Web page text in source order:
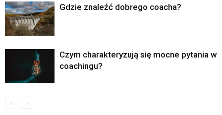
Gdzie znaleźć dobrego coacha?
Czym charakteryzują się mocne pytania w
coachingu?